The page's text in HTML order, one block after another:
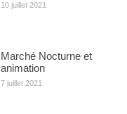
10 juillet 2021
Marché Nocturne et
animation
7 juillet 2021